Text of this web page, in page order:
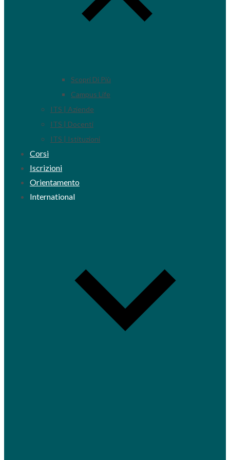
Scopri Di Più
Campus Life
ITS | Aziende
ITS | Docenti
ITS | Istituzioni
Corsi
Iscrizioni
Orientamento
International